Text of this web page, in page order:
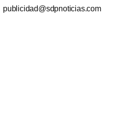
publicidad@sdpnoticias.com